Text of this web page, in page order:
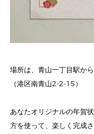
場所は、青山一丁目駅か
（港区南青山2-2-15）
あなたオリジナルの年賀
方を使って、楽しく完成